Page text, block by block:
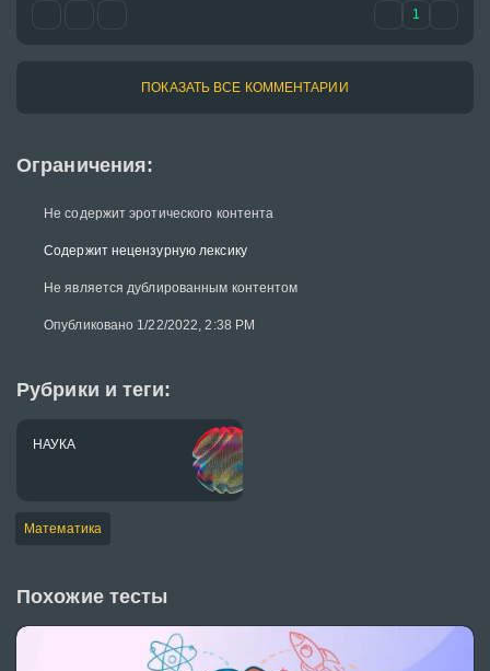
Ограничения:
Не содержит эротического контента
Содержит нецензурную лексику
Не является дублированным контентом
Опубликовано 1/22/2022, 2:38 PM
Рубрики и теги:
НАУКА
Математика
1
ПОКАЗАТЬ ВСЕ КОММЕНТАРИИ
Похожие тесты